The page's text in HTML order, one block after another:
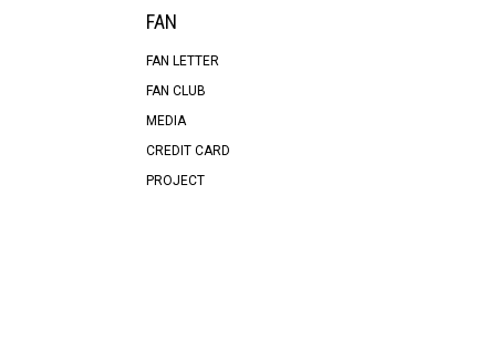
FAN
FAN LETTER
FAN CLUB
MEDIA
CREDIT CARD
PROJECT